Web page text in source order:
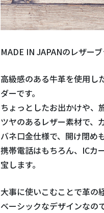
MADE IN JAPANのレザー
高級感のある牛革を使用し
ダーです。
ちょっとしたお出かけや、
ツヤのあるレザー素材で、
バネ口金仕様で、開け閉め
携帯電話はもちろん、ICカ
宝します。
大事に使いこむことで革の
ベーシックなデザインなの